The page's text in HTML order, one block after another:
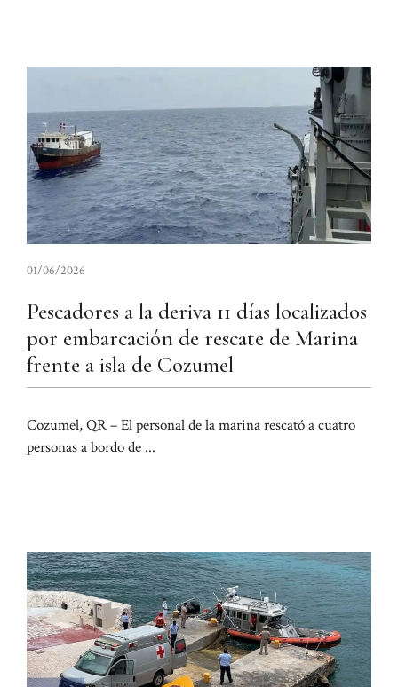
01/06/2026
Pescadores a la deriva 11 días localizados
por embarcación de rescate de Marina
frente a isla de Cozumel
Cozumel, QR – El personal de la marina rescató a cuatro
personas a bordo de ...